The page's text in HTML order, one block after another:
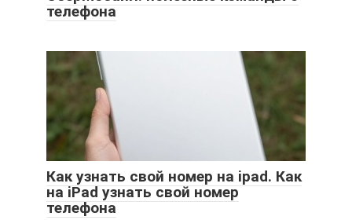
телефона
Как узнать свой номер на ipad. Как
на iPad узнать свой номер
телефона